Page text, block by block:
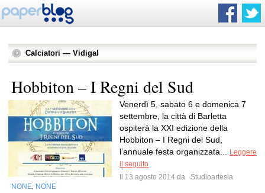
Calciatori — Vidigal
Hobbiton – I Regni del Sud
Venerdì 5, sabato 6 e domenica 7
settembre, la città di Barletta
ospiterà la XXI edizione della
Hobbiton – I Regni del Sud,
l’annuale festa organizzata...
Leggere
il seguito
Il 13 agosto 2014 da
Studioartesia
NONE NONE